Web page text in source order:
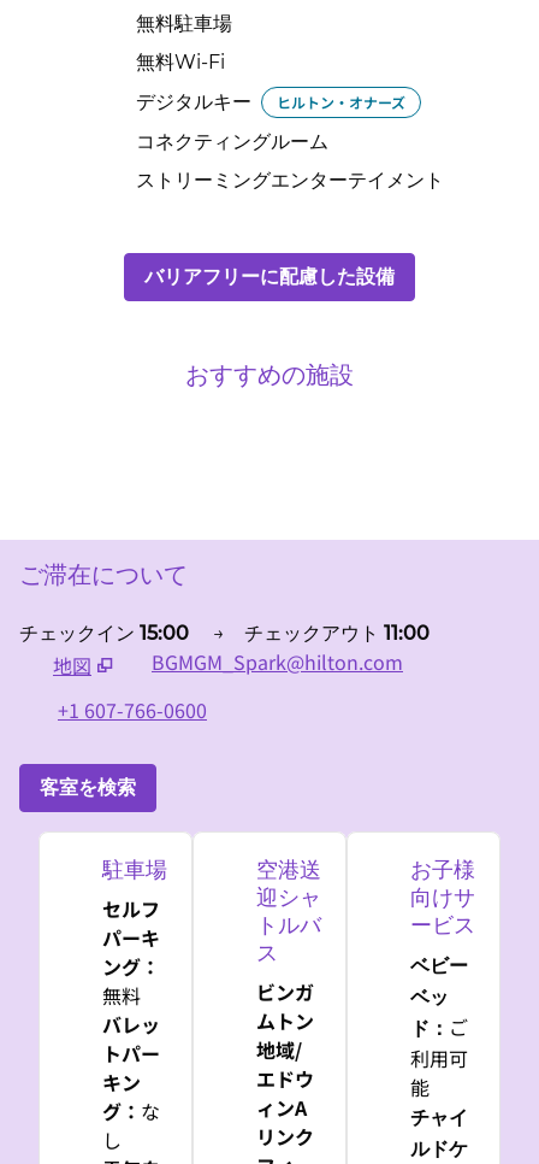
無料駐車場
無料Wi-Fi
デジタルキー
ヒルトン・オナーズ
コネクティングルーム
ストリーミングエンターテイメント
バリアフリーに配慮した設備
おすすめの施設
フィットネスセンター
ご滞在について
チェックイン 15:00 → チェックアウト 11:00
地図
新しいタブで開きます
BGMGM_Spark@hilton.com
+1 607-766-0600
客室を検索
駐車場
セルフ
パーキ
ング ：
無料
バレッ
トパー
キン
グ ： な
し
空港送
迎シャ
トルバ
ス
ビンガ
ムトン
地域/
エドウ
ィンA
リンク
お子様
向けサ
ービス
ベビー
ベッ
ド ： ご
利用可
能
チャイ
ルドケ